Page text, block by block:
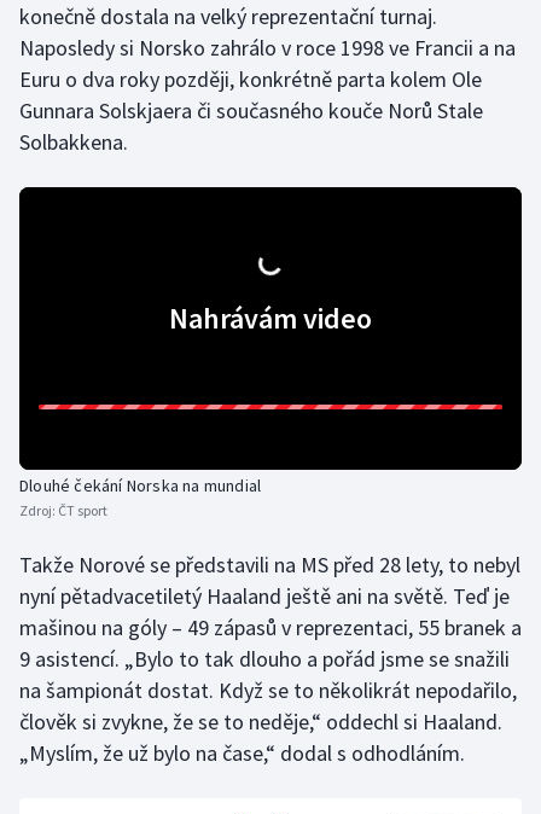
konečně dostala na velký reprezentační turnaj.
Naposledy si Norsko zahrálo v roce 1998 ve Francii a na
Euru o dva roky později, konkrétně parta kolem Ole
Gunnara Solskjaera či současného kouče Norů Stale
Solbakkena.
Nahrávám video
Dlouhé čekání Norska na mundial
Zdroj: ČT sport
Takže Norové se představili na MS před 28 lety, to nebyl
nyní pětadvacetiletý Haaland ještě ani na světě. Teď je
mašinou na góly – 49 zápasů v reprezentaci, 55 branek a
9 asistencí. „Bylo to tak dlouho a pořád jsme se snažili
na šampionát dostat. Když se to několikrát nepodařilo,
člověk si zvykne, že se to neděje,“ oddechl si Haaland.
„Myslím, že už bylo na čase,“ dodal s odhodláním.